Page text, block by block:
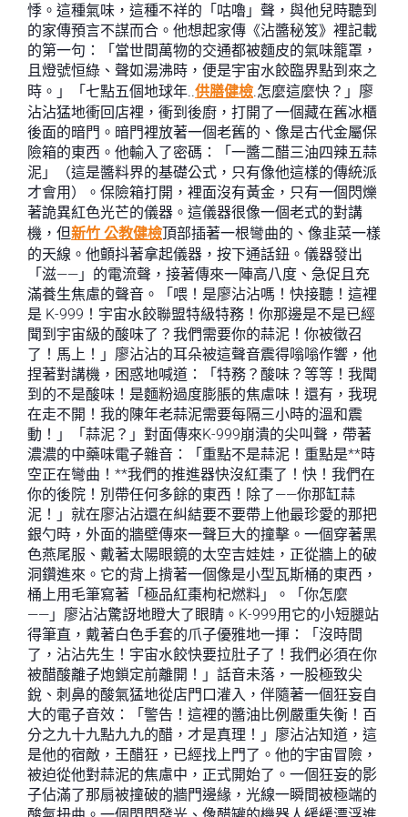
悸。這種氣味，這種不祥的「咕嚕」聲，與他兒時聽到
的家傳預言不謀而合。他想起家傳《沾醬秘笈》裡記載
的第一句：「當世間萬物的交通都被麵皮的氣味籠罩，
且燈號恒綠、聲如湯沸時，便是宇宙水餃臨界點到來之
時。」「七點五個地球年..供膳健檢.怎麼這麼快？」廖
沾沾猛地衝回店裡，衝到後廚，打開了一個藏在舊冰櫃
後面的暗門。暗門裡放著一個老舊的、像是古代金屬保
險箱的東西。他輸入了密碼：「一醬二醋三油四辣五蒜
泥」（這是醬料界的基礎公式，只有像他這樣的傳統派
才會用）。保險箱打開，裡面沒有黃金，只有一個閃爍
著詭異紅色光芒的儀器。這儀器很像一個老式的對講
機，但新竹 公教健檢頂部插著一根彎曲的、像韭菜一樣
的天線。他顫抖著拿起儀器，按下通話鈕。儀器發出
「滋——」的電流聲，接著傳來一陣高八度、急促且充
滿養生焦慮的聲音。「喂！是廖沾沾嗎！快接聽！這裡
是 K-999！宇宙水餃聯盟特級特務！你那邊是不是已經
聞到宇宙級的酸味了？我們需要你的蒜泥！你被徵召
了！馬上！」廖沾沾的耳朵被這聲音震得嗡嗡作響，他
捏著對講機，困惑地喊道：「特務？酸味？等等！我聞
到的不是酸味！是麵粉過度膨脹的焦慮味！還有，我現
在走不開！我的陳年老蒜泥需要每隔三小時的溫和震
動！」「蒜泥？」對面傳來K-999崩潰的尖叫聲，帶著
濃濃的中藥味電子雜音：「重點不是蒜泥！重點是**時
空正在彎曲！**我們的推進器快沒紅棗了！快！我們在
你的後院！別帶任何多餘的東西！除了——你那缸蒜
泥！」就在廖沾沾還在糾結要不要帶上他最珍愛的那把
銀勺時，外面的牆壁傳來一聲巨大的撞擊。一個穿著黑
色燕尾服、戴著太陽眼鏡的太空吉娃娃，正從牆上的破
洞鑽進來。它的背上揹著一個像是小型瓦斯桶的東西，
桶上用毛筆寫著「極品紅棗枸杞燃料」。「你怎麼
——」廖沾沾驚訝地瞪大了眼睛。K-999用它的小短腿站
得筆直，戴著白色手套的爪子優雅地一揮：「沒時間
了，沾沾先生！宇宙水餃快要拉肚子了！我們必須在你
被醋酸離子炮鎖定前離開！」話音未落，一股極致尖
銳、刺鼻的酸氣猛地從店門口灌入，伴隨著一個狂妄自
大的電子音效：「警告！這裡的醬油比例嚴重失衡！百
分之九十九點九九的醋，才是真理！」廖沾沾知道，這
是他的宿敵，王醋狂，已經找上門了。他的宇宙冒險，
被迫從他對蒜泥的焦慮中，正式開始了。一個狂妄的影
子佔滿了那扇被撞破的牆門邊緣，光線一瞬間被極端的